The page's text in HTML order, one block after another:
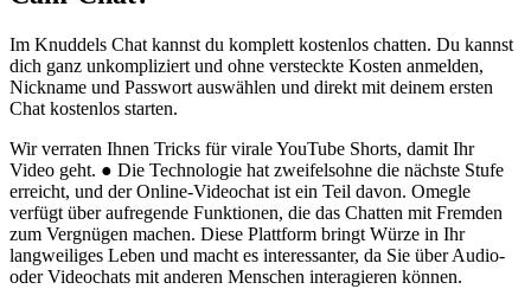
Im Knuddels Chat kannst du komplett kostenlos chatten. Du kannst
dich ganz unkompliziert und ohne versteckte Kosten anmelden,
Nickname und Passwort auswählen und direkt mit deinem ersten
Chat kostenlos starten.
Wir verraten Ihnen Tricks für virale YouTube Shorts, damit Ihr
Video geht. ● Die Technologie hat zweifelsohne die nächste Stufe
erreicht, und der Online-Videochat ist ein Teil davon. Omegle
verfügt über aufregende Funktionen, die das Chatten mit Fremden
zum Vergnügen machen. Diese Plattform bringt Würze in Ihr
langweiliges Leben und macht es interessanter, da Sie über Audio-
oder Videochats mit anderen Menschen interagieren können.